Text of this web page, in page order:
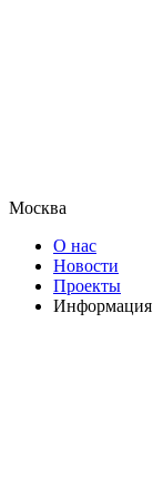
Москва
О нас
Новости
Проекты
Информация